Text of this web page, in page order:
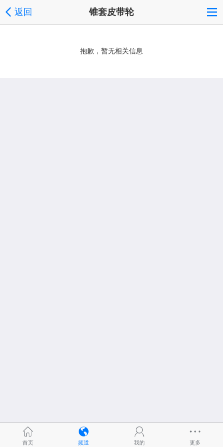
返回 锥套皮带轮
抱歉，暂无相关信息
首页 频道 我的 更多